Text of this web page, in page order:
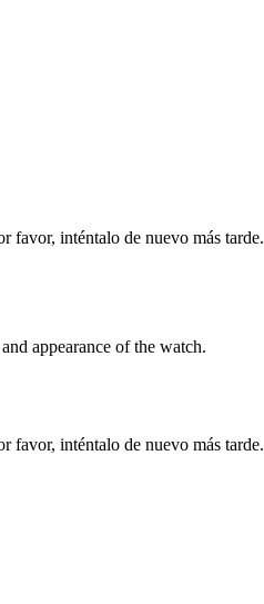
favor, inténtalo de nuevo más tarde.
appearance of the watch.
favor, inténtalo de nuevo más tarde.